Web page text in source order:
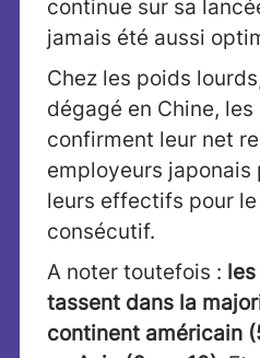
continue sur sa
jamais été aussi
Chez les poids
dégagé en Chine,
confirment leur net
employeurs japonais
leurs effectifs pour
consécutif.
A noter toutefois :
tassent dans la
continent américain